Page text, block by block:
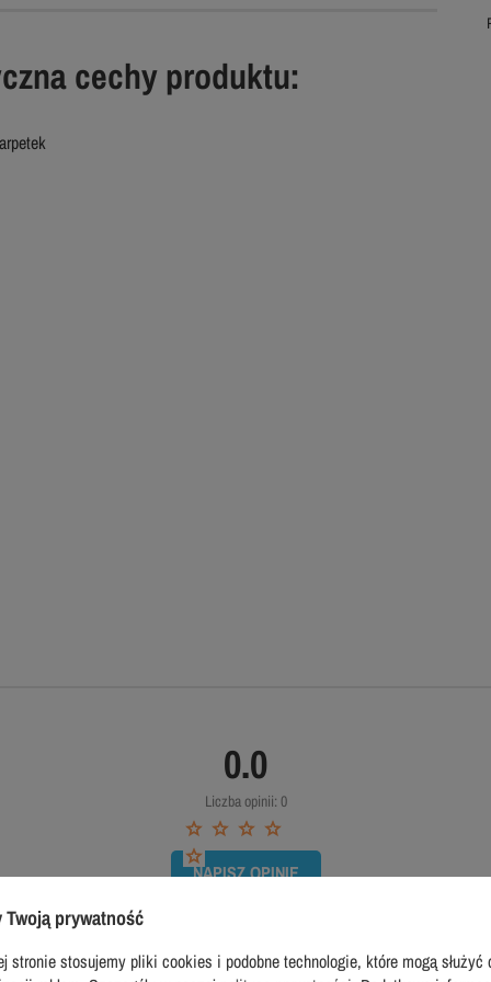
cechy produktu:
0.0
Liczba opinii: 0
NAPISZ OPINIĘ
Twoją prywatność
stronie stosujemy pliki cookies i podobne technologie, które mogą służyć